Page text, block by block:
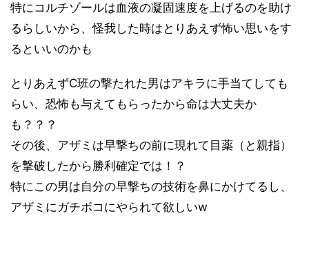
特にコルチゾールは血液の凝固速度を上げるのを助け
るらしいから、怪我した時はとりあえず怖い思いをす
るといいのかも
とりあえずC班の撃たれた男はアキラに手当てしても
らい、恐怖も与えてもらったから命は大丈夫か
も？？？
その後、アザミは早撃ちの前に現れて目薬（と親指）
を撃破したから勝利確定では！？
特にこの男は自分の早撃ちの技術を鼻にかけてるし、
アザミにガチボコにやられて欲しいw